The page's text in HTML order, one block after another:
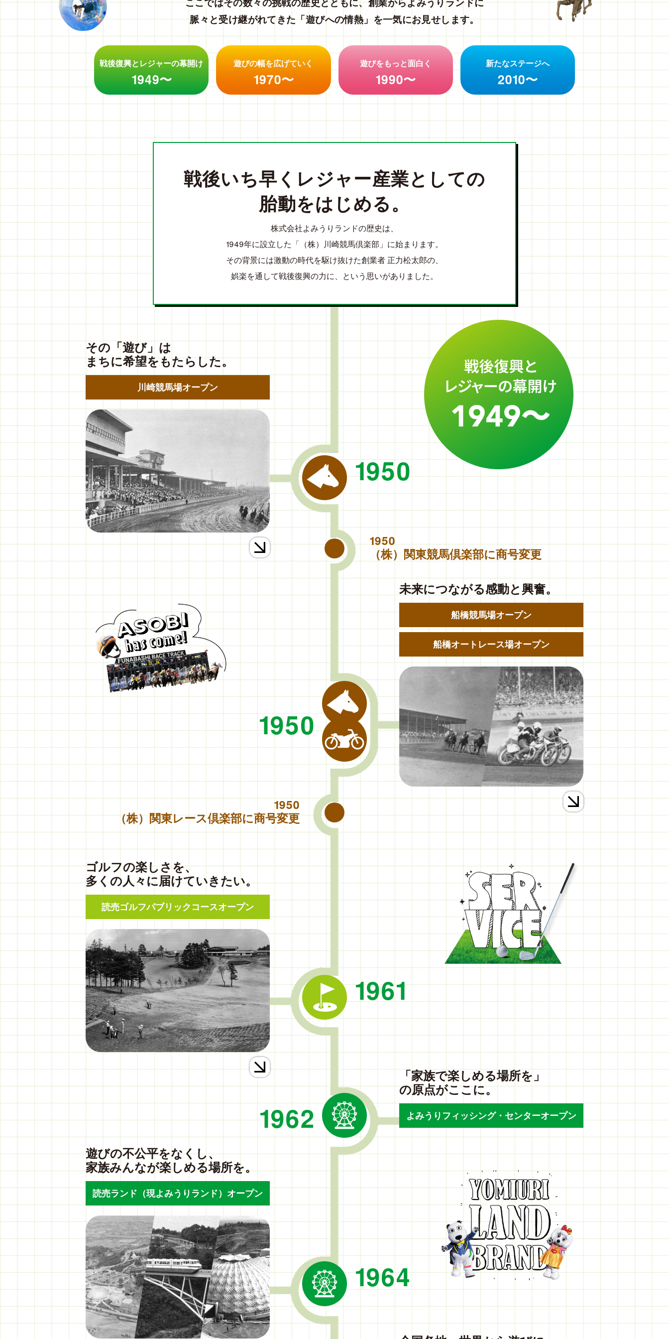
脈々と受け継がれてきた「遊びへの情熱」を一気にお見せします。
戦後復興とレジャーの幕開け
1949〜
遊びの幅を広げていく
1970〜
遊びをもっと面白く
1990〜
新たなステージへ
2010〜
戦後いち早く レジャー産業としての
胎動をはじめる。
株式会社よみうりランドの歴史は、
1949年に設立した 「（株）川崎競馬倶楽部」に始まります。
その背景には激動の時代を駆け抜けた創業者 正力松太郎の、
娯楽を通して戦後復興の力に、 という思いがありました。
1950
その「遊び」は
まちに希望をもたらした。
川崎競馬場オープン
1950
（株）関東競馬倶楽部に商号変更
1950
未来につながる感動と興奮。
船橋競馬場オープン
船橋オートレース場オープン
1950
（株）関東レース倶楽部に商号変更
1961
ゴルフの楽しさを、
多くの人々に届けていきたい。
読売ゴルフパブリックコースオープン
1962
「家族で楽しめる場所を」
の原点がここに。
よみうりフィッシング・センターオープン
1964
遊びの不公平をなくし、
家族みんなが楽しめる場所を。
読売ランド（現よみうりランド）オープン